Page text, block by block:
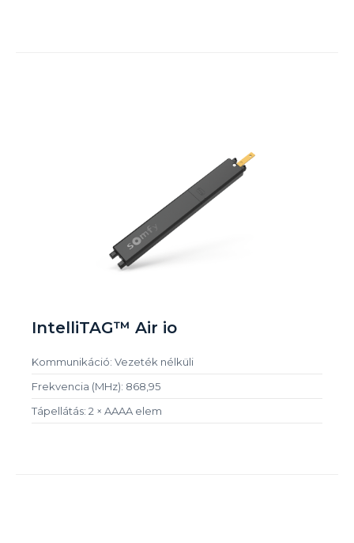
IntelliTAG™ Air io
Kommunikáció: Vezeték nélküli
Frekvencia (MHz): 868,95
Tápellátás: 2 × AAAA elem